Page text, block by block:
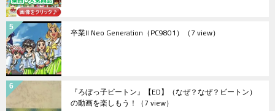
卒業II Neo Generation（PC9801） （7 view）
『ろぼっ子ビートン』【ED】（なぜ？なぜ？ビートン）
の動画を楽しもう！ （7 view）